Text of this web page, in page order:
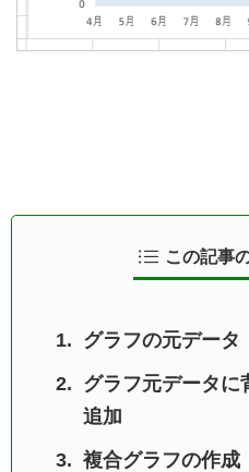
この記事
グラフの元データ
グラフ元データに
追加
複合グラフの作成